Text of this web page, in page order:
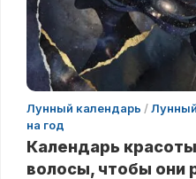
Лунный календарь /
на год
Календарь
волосы, чтобы они